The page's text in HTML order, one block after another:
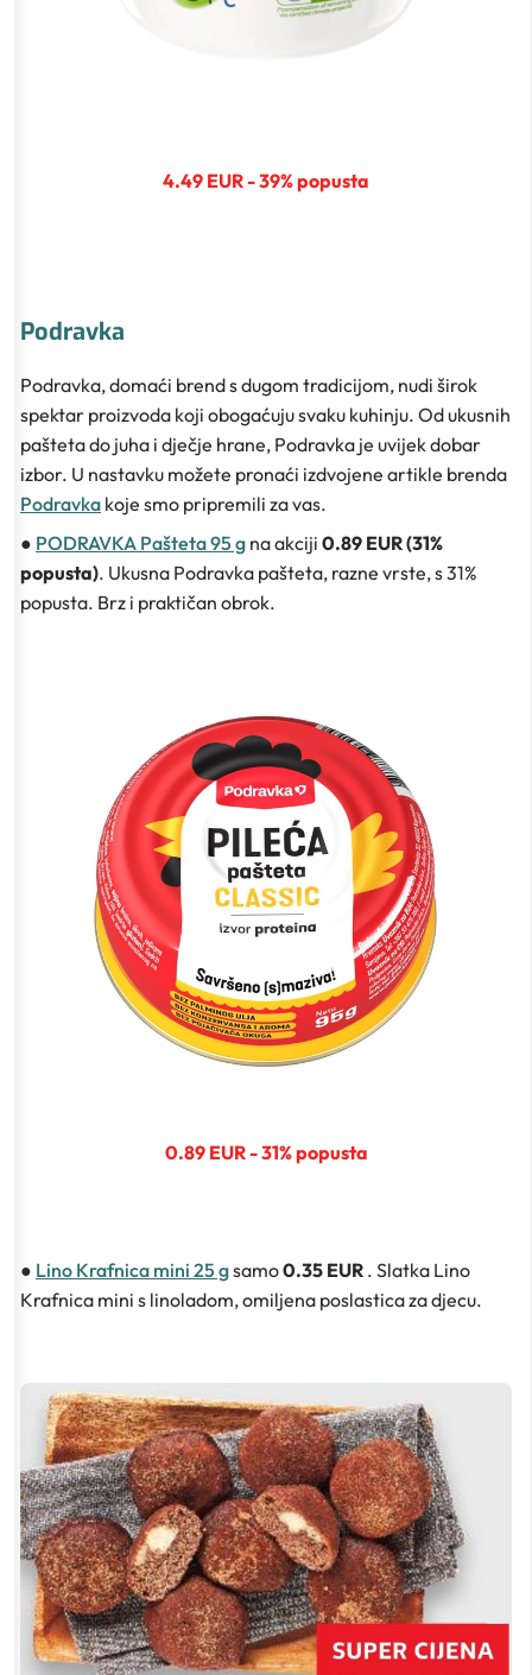
4.49 EUR - 39% popusta
Podravka
Podravka, domaći brend s dugom tradicijom, nudi širok
spektar proizvoda koji obogaćuju svaku kuhinju. Od ukusnih
pašteta do juha i dječje hrane, Podravka je uvijek dobar
izbor. U nastavku možete pronaći izdvojene artikle brenda
Podravka koje smo pripremili za vas.
● PODRAVKA Pašteta 95 g na akciji 0.89 EUR (31%
popusta). Ukusna Podravka pašteta, razne vrste, s 31%
popusta. Brz i praktičan obrok.
0.89 EUR - 31% popusta
● Lino Krafnica mini 25 gsamo0.35 EUR . Slatka Lino
Krafnica mini s linoladom, omiljena poslastica za djecu.